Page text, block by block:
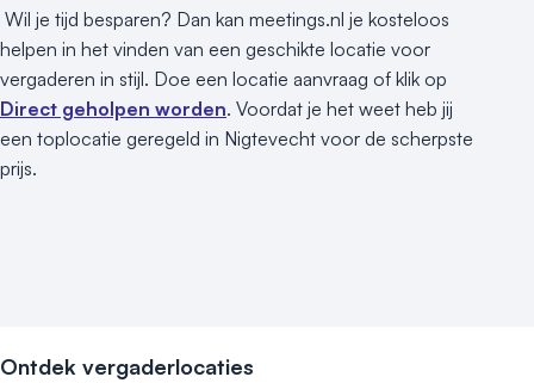
Wil je tijd besparen? Dan kan meetings.nl je kosteloos
helpen in het vinden van een geschikte locatie voor
vergaderen in stijl. Doe een locatie aanvraag of klik op
Direct geholpen worden. Voordat je het weet heb jij
een toplocatie geregeld in Nigtevecht voor de scherpste
prijs.
Ontdek vergaderlocaties